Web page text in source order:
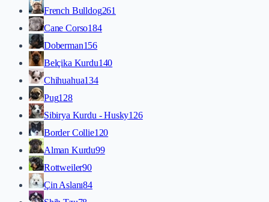
French Bulldog261
Cane Corso184
Doberman156
Belçika Kurdu140
Chihuahua134
Pug128
Sibirya Kurdu - Husky126
Border Collie120
Alman Kurdu99
Rottweiler90
Çin Aslanı84